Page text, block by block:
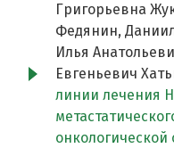
Григорьевна
Федянин,
Илья
Евгеньевич
линии лечения